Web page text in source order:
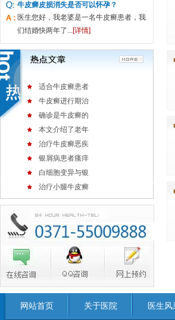
牛皮癣皮损消失是否可以怀孕？
医生您好，我老婆是一名牛皮癣患者，我
们结婚快两年了...[详情]
适合牛皮癣患者
牛皮癣进行期治
确诊是牛皮癣的
本文介绍了老年
治疗牛皮癣恶疾
银屑病患者瘙痒
白细胞变异与银
治疗小腿牛皮癣
网站首页 关于医院 医生风